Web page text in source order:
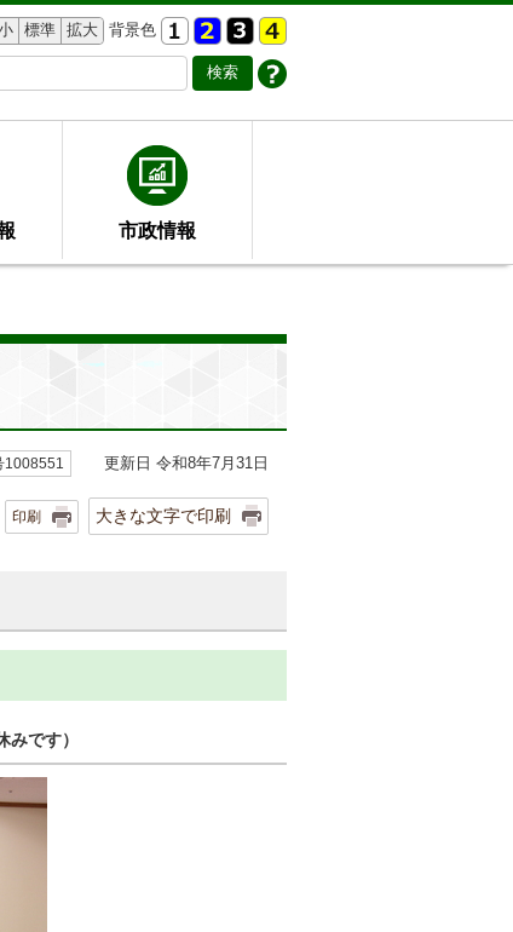
標準 拡大 背景色
市政情報
1008551 更新日 令和8年7月31日
印刷 大きな文字で印刷
です）